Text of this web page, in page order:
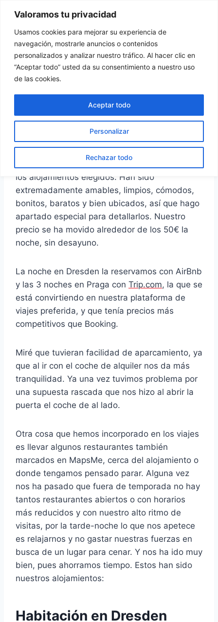
Valoramos tu privacidad
Usamos cookies para mejorar su experiencia de
navegación, mostrarle anuncios o contenidos
personalizados y analizar nuestro tráfico. Al hacer clic en
“Aceptar todo” usted da su consentimiento a nuestro uso
de las cookies.
Personalizar
Rechazar todo
Aceptar todo
contenido
Tu Rincón del Viajero
REPÚBLICA CHECA
Alojamientos en
República Checa
30 abril, 2025
No podemos estar más contentos con todos
los alojamientos elegidos. Han sido
extremadamente amables, limpios, cómodos,
bonitos, baratos y bien ubicados, así que hago
apartado especial para detallarlos. Nuestro
precio se ha movido alrededor de los 50€ la
noche, sin desayuno.
La noche en Dresden la reservamos con AirBnb
y las 3 noches en Praga con Trip.com, la que se
está convirtiendo en nuestra plataforma de
viajes preferida, y que tenía precios más
competitivos que Booking.
Miré que tuvieran facilidad de aparcamiento, ya
que al ir con el coche de alquiler nos da más
tranquilidad. Ya una vez tuvimos problema por
una supuesta rascada que nos hizo al abrir la
puerta el coche de al lado.
Otra cosa que hemos incorporado en los viajes
es llevar algunos restaurantes también
marcados en MapsMe, cerca del alojamiento o
donde tengamos pensado parar. Alguna vez
nos ha pasado que fuera de temporada no hay
tantos restaurantes abiertos o con horarios
más reducidos y con nuestro alto ritmo de
visitas, por la tarde-noche lo que nos apetece
es relajarnos y no gastar nuestras fuerzas en
busca de un lugar para cenar. Y nos ha ido muy
bien, pues ahorramos tiempo. Estos han sido
nuestros alojamientos:
Habitación en Dresden